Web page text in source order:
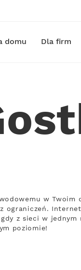
domu Dla firm
w
ograniczeń.
z sieci w jednym
poziomie!